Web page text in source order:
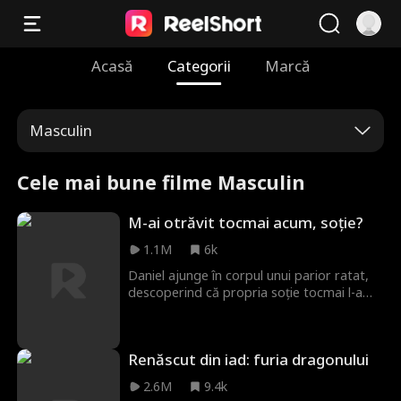
Acasă Categorii Marcă
Masculin
Cele mai bune filme Masculin
M-ai otrăvit tocmai acum, soție?
1.1M
6k
Daniel ajunge în corpul unui parior ratat,
descoperind că propria soție tocmai l-a
reabilitează și folosește cunoștințe
moderne pentru a crea arme avansate,
întorcând soarta războiului și obținând un
Renăscut din iad: furia dragonului
2.6M
9.4k